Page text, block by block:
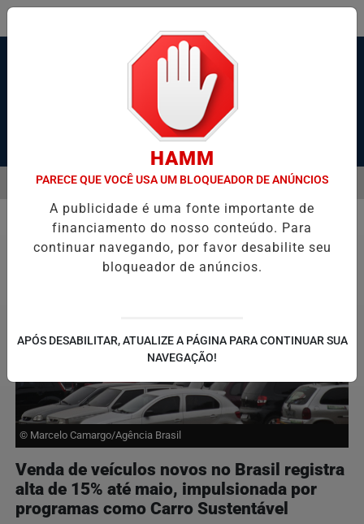
Pesquisar Notícia
APÓS ÁRVORE CAIR SOBRE CARRO EM SANTOS JUSTIÇA
EM ALTA
MENU
Economia
© Marcelo Camargo/Agência Brasil
Venda de veículos novos no Brasil registra
alta de 15% até maio, impulsionada por
programas como Carro Sustentável
HAMM
PARECE QUE VOCÊ USA UM BLOQUEADOR DE ANÚNCIOS
A publicidade é uma fonte importante de
financiamento do nosso conteúdo. Para
continuar navegando, por favor desabilite seu
bloqueador de anúncios.
APÓS DESABILITAR, ATUALIZE A PÁGINA PARA CONTINUAR SUA
NAVEGAÇÃO!